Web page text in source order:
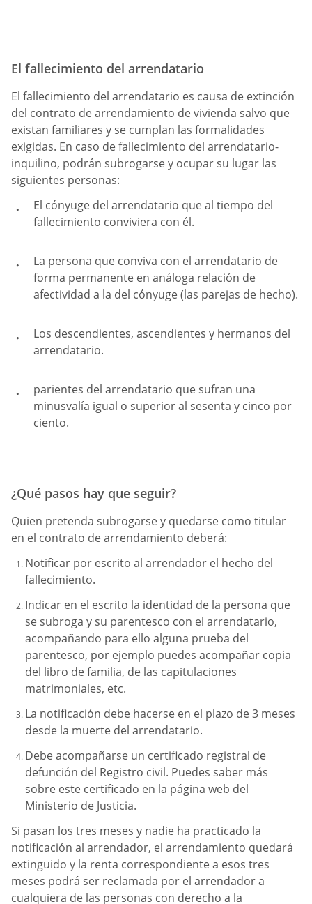
El fallecimiento del arrendatario
El fallecimiento del arrendatario es causa de extinción
del contrato de arrendamiento de vivienda salvo que
existan familiares y se cumplan las formalidades
exigidas. En caso de fallecimiento del arrendatario-
inquilino, podrán subrogarse y ocupar su lugar las
siguientes personas:
El cónyuge del arrendatario que al tiempo del
fallecimiento conviviera con él.
La persona que conviva con el arrendatario de
forma permanente en análoga relación de
afectividad a la del cónyuge (las parejas de hecho).
Los descendientes, ascendientes y hermanos del
arrendatario.
parientes del arrendatario que sufran una
minusvalía igual o superior al sesenta y cinco por
ciento.
¿Qué pasos hay que seguir?
Quien pretenda subrogarse y quedarse como titular
en el contrato de arrendamiento deberá:
Notificar por escrito al arrendador el hecho del
fallecimiento.
Indicar en el escrito la identidad de la persona que
se subroga y su parentesco con el arrendatario,
acompañando para ello alguna prueba del
parentesco, por ejemplo puedes acompañar copia
del libro de familia, de las capitulaciones
matrimoniales, etc.
La notificación debe hacerse en el plazo de 3 meses
desde la muerte del arrendatario.
Debe acompañarse un certificado registral de
defunción del Registro civil. Puedes saber más
sobre este certificado en la página web del
Ministerio de Justicia.
Si pasan los tres meses y nadie ha practicado la
notificación al arrendador, el arrendamiento quedará
extinguido y la renta correspondiente a esos tres
meses podrá ser reclamada por el arrendador a
cualquiera de las personas con derecho a la